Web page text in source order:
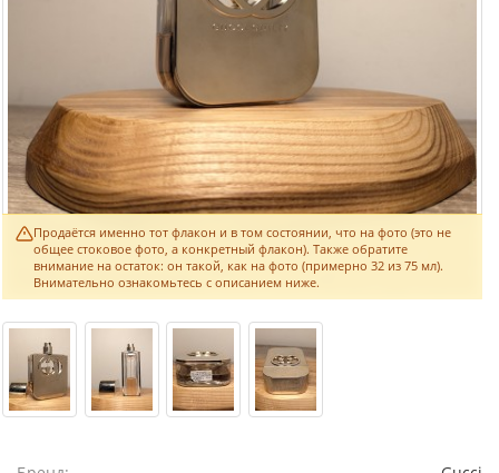
Продаётся именно тот флакон и в том состоянии, что на фото (это не
общее стоковое фото, а конкретный флакон). Также обратите
внимание на остаток: он такой, как на фото (примерно 32 из 75 мл).
Внимательно ознакомьтесь с описанием ниже.